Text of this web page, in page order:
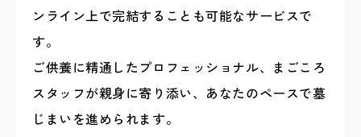
ンライン上で完結することも可能なサービスで
す。
ご供養に精通したプロフェッショナル、まごころ
スタッフが親身に寄り添い、あなたのペースで墓
じまいを進められます。